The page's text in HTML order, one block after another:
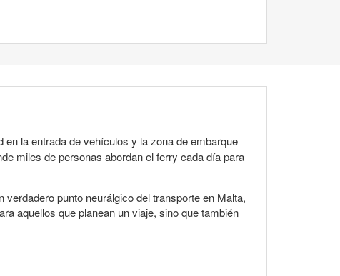
la entrada de vehículos y la zona de embarque
miles de personas abordan el ferry cada día para
punto neurálgico del transporte en Malta,
aquellos que planean un viaje, sino que también